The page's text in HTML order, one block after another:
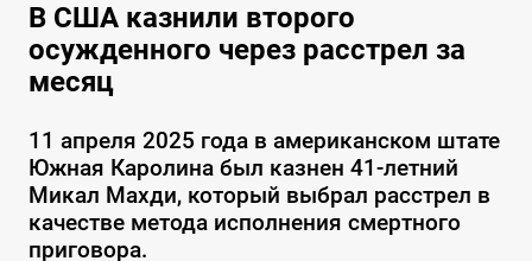
В США казнили второго
осужденного через расстрел за
месяц
11 апреля 2025 года в американском штате
Южная Каролина был казнен 41-летний
Микал Махди, который выбрал расстрел в
качестве метода исполнения смертного
приговора.